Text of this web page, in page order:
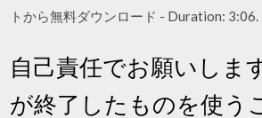
トから無料ダウンロード - Duration: 3:06.
自己責任でお願いしま
が終了したものを使う